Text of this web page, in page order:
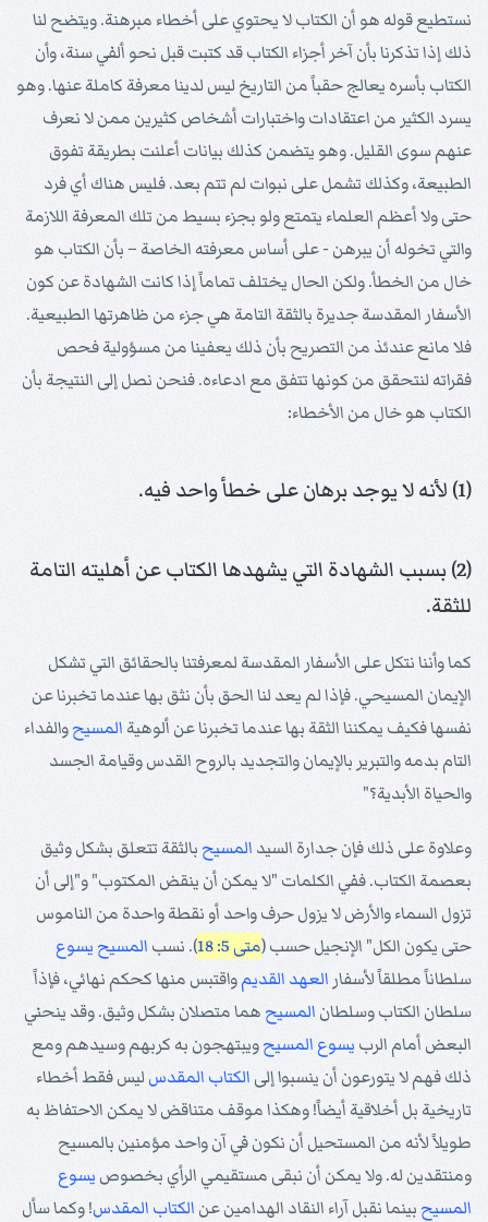
نستطيع قوله هو أن الكتاب لا يحتوي على أخطاء مبرهنة. ويتضح لنا
ذلك إذا تذكرنا بأن آخر أجزاء الكتاب قد كتبت قبل نحو ألفي سنة، وأن
الكتاب بأسره يعالج حقباً من التاريخ ليس لدينا معرفة كاملة عنها. وهو
يسرد الكثير من اعتقادات واختبارات أشخاص كثيرين ممن لا نعرف
عنهم سوى القليل. وهو يتضمن كذلك بيانات أعلنت بطريقة تفوق
الطبيعة، وكذلك تشمل على نبوات لم تتم بعد. فليس هناك أي فرد
حتى ولا أعظم العلماء يتمتع ولو بجزء بسيط من تلك المعرفة اللازمة
والتي تخوله أن يبرهن - على أساس معرفته الخاصة – بأن الكتاب هو
خال من الخطأ. ولكن الحال يختلف تماماً إذا كانت الشهادة عن كون
الأسفار المقدسة جديرة بالثقة التامة هي جزء من ظاهرتها الطبيعية.
فلا مانع عندئذ من التصريح بأن ذلك يعفينا من مسؤولية فحص
فقراته لنتحقق من كونها تتفق مع ادعاءه. فنحن نصل إلى النتيجة بأن
الكتاب هو خال من الأخطاء:
(1) لأنه لا يوجد برهان على خطأ واحد فيه.
(2) بسبب الشهادة التي يشهدها الكتاب عن أهليته التامة
للثقة.
كما وأننا نتكل على الأسفار المقدسة لمعرفتنا بالحقائق التي تشكل
الإيمان المسيحي. فإذا لم يعد لنا الحق بأن نثق بها عندما تخبرنا عن
نفسها فكيف يمكننا الثقة بها عندما تخبرنا عن ألوهية المسيحوالفداء
التام بدمه والتبرير بالإيمان والتجديد بالروح القدس وقيامة الجسد
والحياة الأبدية؟"
وعلاوة على ذلك فإن جدارة السيد المسيح بالثقة تتعلق بشكل وثيق
بعصمة الكتاب. ففي الكلمات "لا يمكن أن ينقض المكتوب" و"إلى أن
تزول السماء والأرض لا يزول حرف واحد أو نقطة واحدة من الناموس
حتى يكون الكل" الإنجيل حسب (متى 5: 18 ). نسب المسيح يسوع
سلطاناً مطلقاً لأسفار العهد القديمواقتبس منها كحكم نهائي، فإذاً
سلطان الكتاب وسلطان المسيح هما متصلان بشكل وثيق. وقد ينحني
البعض أمام الرب يسوع المسيحويبتهجون به كربهم وسيدهم ومع
ذلك فهم لا يتورعون أن ينسبوا إلى الكتاب المقدس ليس فقط أخطاء
تاريخية بل أخلاقية أيضاً! وهكذا موقف متناقض لا يمكن الاحتفاظ به
طويلاً لأنه من المستحيل أن نكون في آن واحد مؤمنين بالمسيح
ومنتقدين له. ولا يمكن أن نبقى مستقيمي الرأي بخصوص يسوع
المسيح بينما نقبل آراء النقاد الهدامين عن الكتاب المقدس! وكما سأل